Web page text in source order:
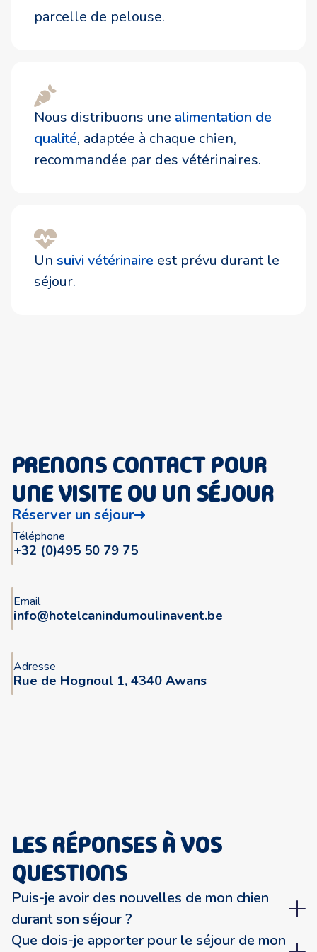
parcelle de pelouse.
Nous distribuons une alimentation de
qualité, adaptée à chaque chien,
recommandée par des vétérinaires.
Un suivi vétérinaire est prévu durant le
séjour.
PRENONS CONTACT POUR
UNE VISITE OU UN SÉJOUR
Réserver un séjour
Téléphone
+32 (0)495 50 79 75
Email
info@hotelcanindumoulinavent.be
Adresse
Rue de Hognoul 1, 4340 Awans
LES RÉPONSES À VOS
QUESTIONS
Puis-je avoir des nouvelles de mon chien
durant son séjour ?
Que dois-je apporter pour le séjour de mon